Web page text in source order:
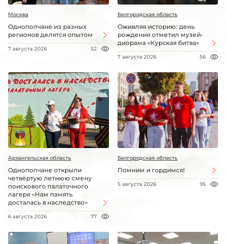
Москва
Однополчане из разных
регионов делятся опытом
7 августа 2026 52
Белгородская область
Оживляя историю: день
рождения отметил музей-
диорама «Курская битва»
7 августа 2026 56
Архангельская область
Однополчане открыли
четвёртую летнюю смену
поискового палаточного
лагеря «Нам память
досталась в наследство»
6 августа 2026 77
Белгородская область
Помним и гордимся!
5 августа 2026 95